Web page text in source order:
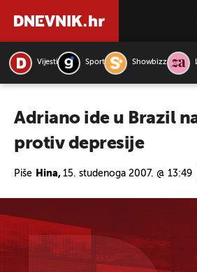
Vijesti Sport Showbizz
Adriano ide u Brazil
protiv depresije
Piše Hina, 15. studenoga 2007. @ 13:49
PRETRAŽITE VIJESTI